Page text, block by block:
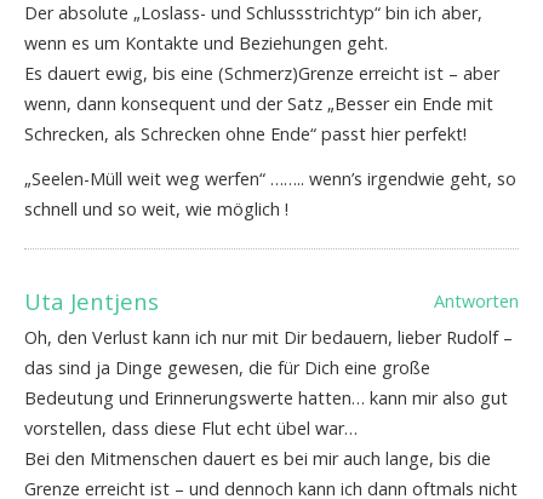
Der absolute „Loslass- und Schlussstrichtyp“ bin ich aber,
wenn es um Kontakte und Beziehungen geht.
Es dauert ewig, bis eine (Schmerz)Grenze erreicht ist – aber
wenn, dann konsequent und der Satz „Besser ein Ende mit
Schrecken, als Schrecken ohne Ende“ passt hier perfekt!
„Seelen-Müll weit weg werfen“ …….. wenn’s irgendwie geht, so
schnell und so weit, wie möglich !
Uta Jentjens
Antworten
Oh, den Verlust kann ich nur mit Dir bedauern, lieber Rudolf –
das sind ja Dinge gewesen, die für Dich eine große
Bedeutung und Erinnerungswerte hatten… kann mir also gut
vorstellen, dass diese Flut echt übel war…
Bei den Mitmenschen dauert es bei mir auch lange, bis die
Grenze erreicht ist – und dennoch kann ich dann oftmals nicht